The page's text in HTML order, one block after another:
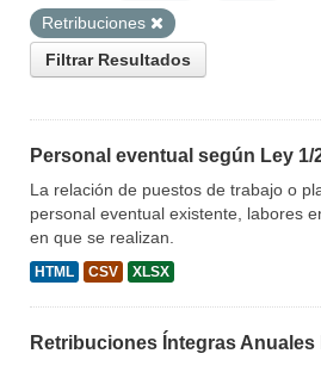
Retribuciones
Filtrar Resultados
Personal eventual según Ley 1/
La relación de puestos de trabajo o
personal eventual existente, labores
en que se realizan.
HTML CSV XLSX
Retribuciones Íntegras Anuales